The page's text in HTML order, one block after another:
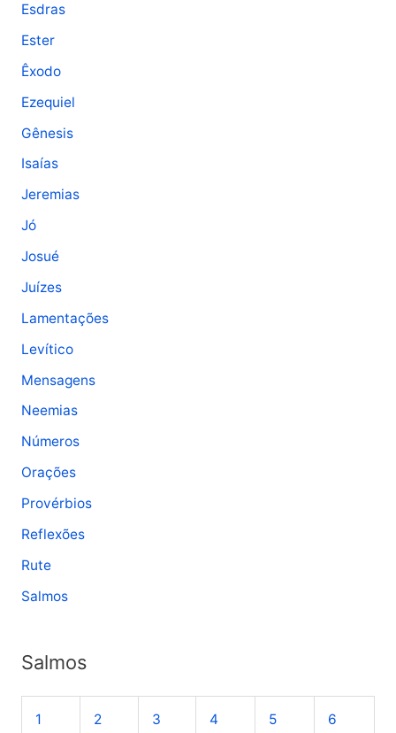
Esdras
Ester
Êxodo
Ezequiel
Gênesis
Isaías
Jeremias
Jó
Josué
Juízes
Lamentações
Levítico
Mensagens
Neemias
Números
Orações
Provérbios
Reflexões
Rute
Salmos
Salmos
1 2 3 4 5 6